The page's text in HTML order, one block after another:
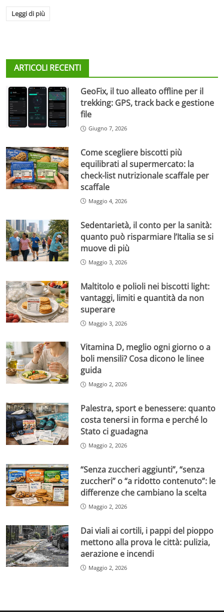
Leggi di più
ARTICOLI RECENTI
GeoFix, il tuo alleato offline per il
trekking: GPS, track back e gestione
file
Giugno 7, 2026
Come scegliere biscotti più
equilibrati al supermercato: la
check-list nutrizionale scaffale per
scaffale
Maggio 4, 2026
Sedentarietà, il conto per la sanità:
quanto può risparmiare l’Italia se si
muove di più
Maggio 3, 2026
Maltitolo e polioli nei biscotti light:
vantaggi, limiti e quantità da non
superare
Maggio 3, 2026
Vitamina D, meglio ogni giorno o a
boli mensili? Cosa dicono le linee
guida
Maggio 2, 2026
Palestra, sport e benessere: quanto
costa tenersi in forma e perché lo
Stato ci guadagna
Maggio 2, 2026
“Senza zuccheri aggiunti”, “senza
zuccheri” o “a ridotto contenuto”: le
differenze che cambiano la scelta
Maggio 2, 2026
Dai viali ai cortili, i pappi del pioppo
mettono alla prova le città: pulizia,
aerazione e incendi
Maggio 2, 2026